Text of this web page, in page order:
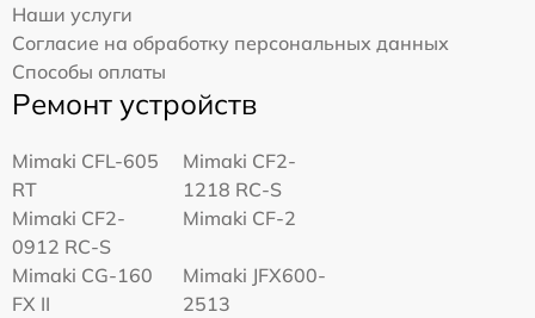
Наши услуги
Согласие на обработку персональных данных
Способы оплаты
Ремонт устройств
Mimaki CFL-605
RT
Mimaki CF2-
1218 RC-S
Mimaki CF2-
0912 RC-S
Mimaki CF-2
Mimaki CG-160
FX II
Mimaki JFX600-
2513